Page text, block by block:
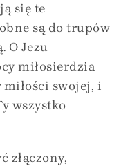
się te
są do trupów
O Jezu
miłosierdzia
swojej, i
wszystko
złączony,